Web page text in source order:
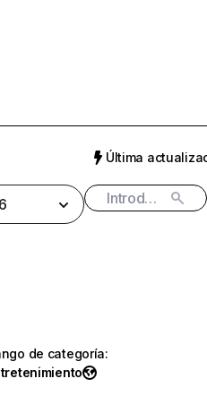
Última
de categoría: